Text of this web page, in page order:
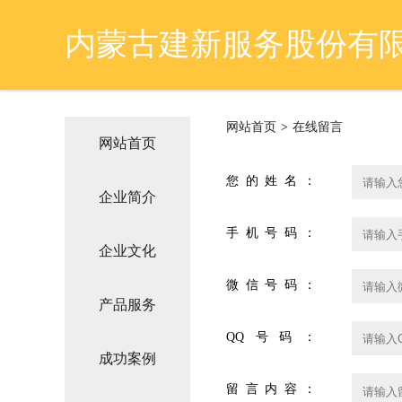
内蒙古建新服务股份有
网站首页
企业简介
企业文化
产品服务
成功案例
网站首页 > 在线留言
您的姓名：
手机号码：
微信号码：
QQ号码：
留言内容：